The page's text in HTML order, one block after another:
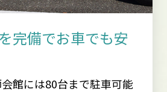
完備でお車でも安
館には80台まで駐車可能